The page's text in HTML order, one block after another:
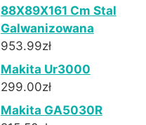
88X89X161 Cm Stal
Galwanizowana
953.99zł
Makita Ur3000
299.00zł
Makita GA5030R